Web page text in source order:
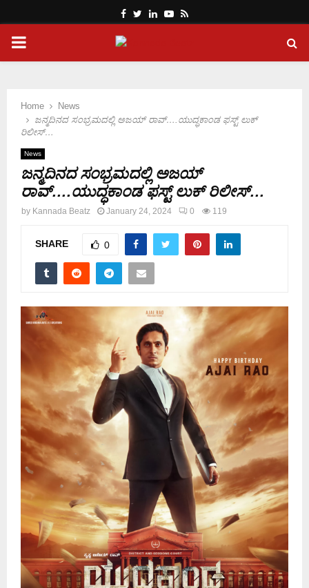
Facebook
Twitter
LinkedinYoutube
Rss
PRIMARY
Home
News
ಜನ್ಮದಿನದ ಸಂಭ್ರಮದಲ್ಲಿ ಅಜಯ್ ರಾವ್….ಯುದ್ಧಕಾಂಡ ಫಸ್ಟ್ ಲುಕ್
ರಿಲೀಸ್…
News
ಜನ್ಮದಿನದ ಸಂಭ್ರಮದಲ್ಲಿ ಅಜಯ್
ರಾವ್….ಯುದ್ಧಕಾಂಡ ಫಸ್ಟ್ ಲುಕ್ ರಿಲೀಸ್…
by Kannada Beatz January 24, 2024 0 119
SHARE 0